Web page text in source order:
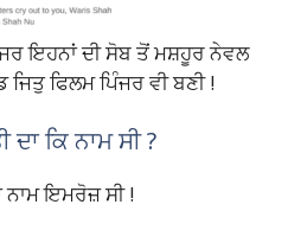
ਇਹਨਾਂ ਦੀ ਸੋਬ ਤੋਂ ਮਸ਼ਹੂਰ ਨੇਵਲ
ਫਿਲਮ ਪਿੰਜਰ ਵੀ ਬਣੀ !
ਕਿ ਨਾਮ ਸੀ ?
ਨਾਮ ਇਮਰੋਜ਼ ਸੀ !